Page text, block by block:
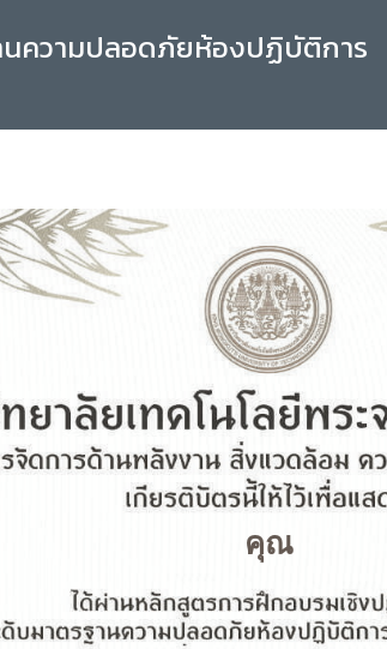
นความปลอดภัยห้องปฏิบัติการ
คุณ